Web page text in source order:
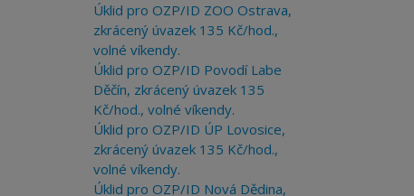
Úklid pro OZP/ID ZOO Ostrava,
zkrácený úvazek 135 Kč/hod.,
volné víkendy.
Úklid pro OZP/ID Povodí Labe
Děčín, zkrácený úvazek 135
Kč/hod., volné víkendy.
Úklid pro OZP/ID ÚP Lovosice,
zkrácený úvazek 135 Kč/hod.,
volné víkendy.
Úklid pro OZP/ID Nová Dědina,